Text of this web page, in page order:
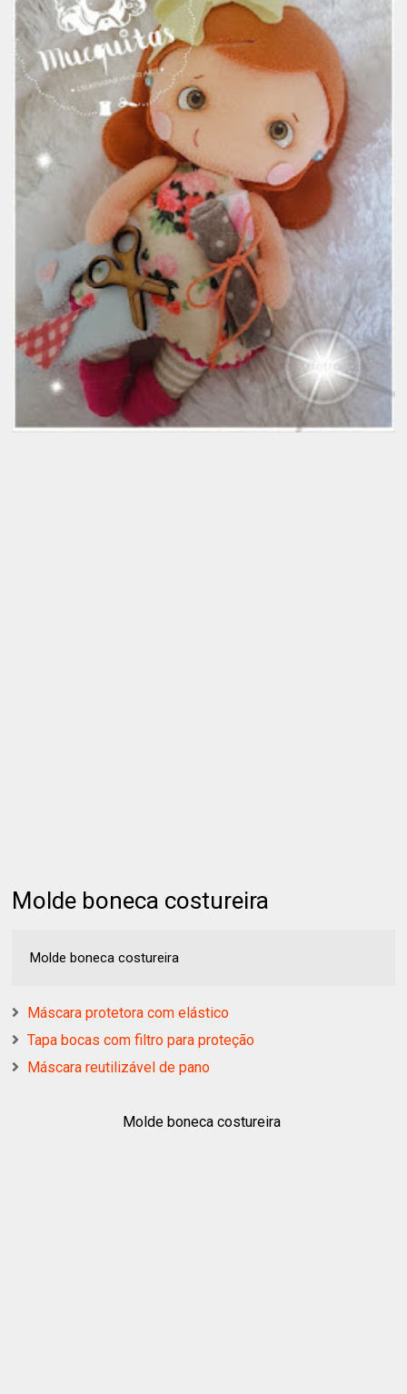
Molde boneca costureira
Molde boneca costureira
Máscara protetora com elástico
Tapa bocas com filtro para proteção
Máscara reutilizável de pano
Molde boneca costureira